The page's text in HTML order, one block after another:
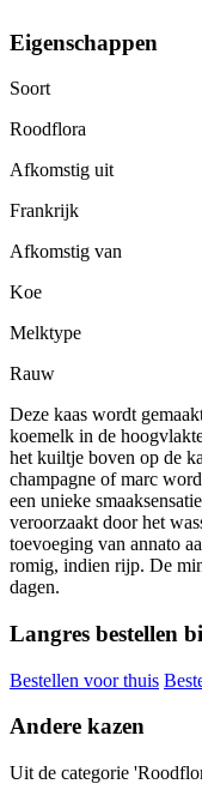
Eigenschappen
Soort
Roodflora
Afkomstig uit
Frankrijk
Afkomstig van
Koe
Melktype
Rauw
Deze kaas wordt
koemelk in de
het kuiltje boven op de
champagne of marc
een unieke
veroorzaakt door het
toevoeging van annato
romig, indien rijp. De
dagen.
Langres bestellen
Bestellen voor thuis
Andere kazen
Uit de categorie